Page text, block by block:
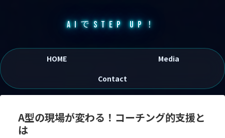
AIでSTEP UP！
HOME
Media
Contact
A型の現場が変わる！コーチング的支援と
は